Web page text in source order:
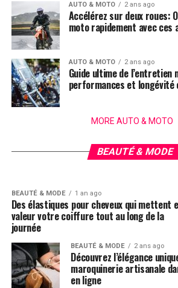
AUTO & MOTO 2 ans ago
Accélérez sur deux roues:
moto rapidement avec ces
AUTO & MOTO 2 ans ago
Guide ultime de l’entretien
performances et longévité
MORE AUTO & MOTO
BEAUTÉ & MODE
Transformez votre look avec
tendance et élégantes au
Révélez les bonnes affaires
privées Camaïeu exclusives et
BEAUTÉ & MODE 1 an ago
Des élastiques pour cheveux qui mettent
valeur votre coiffure tout au long de la
journée
BEAUTÉ & MODE 2 ans ago
Découvrez l’élégance
maroquinerie artisanale
en ligne